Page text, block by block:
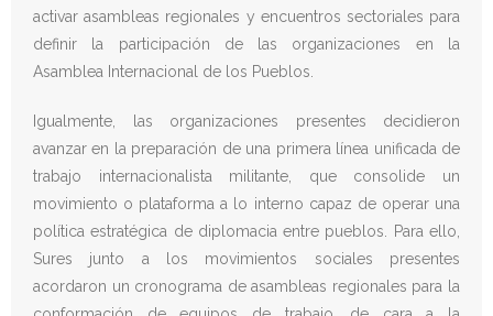
activar asambleas regionales y encuentros sectoriales para
definir la participación de las organizaciones en la
Asamblea Internacional de los Pueblos.
Igualmente, las organizaciones presentes decidieron
avanzar en la preparación de una primera línea unificada de
trabajo internacionalista militante, que consolide un
movimiento o plataforma a lo interno capaz de operar una
política estratégica de diplomacia entre pueblos. Para ello,
Sures junto a los movimientos sociales presentes
acordaron un cronograma de asambleas regionales para la